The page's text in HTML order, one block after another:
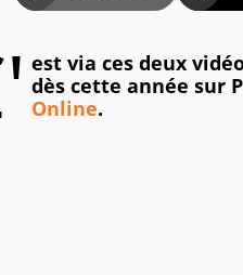
est via ces deux
dès cette année sur
Online.